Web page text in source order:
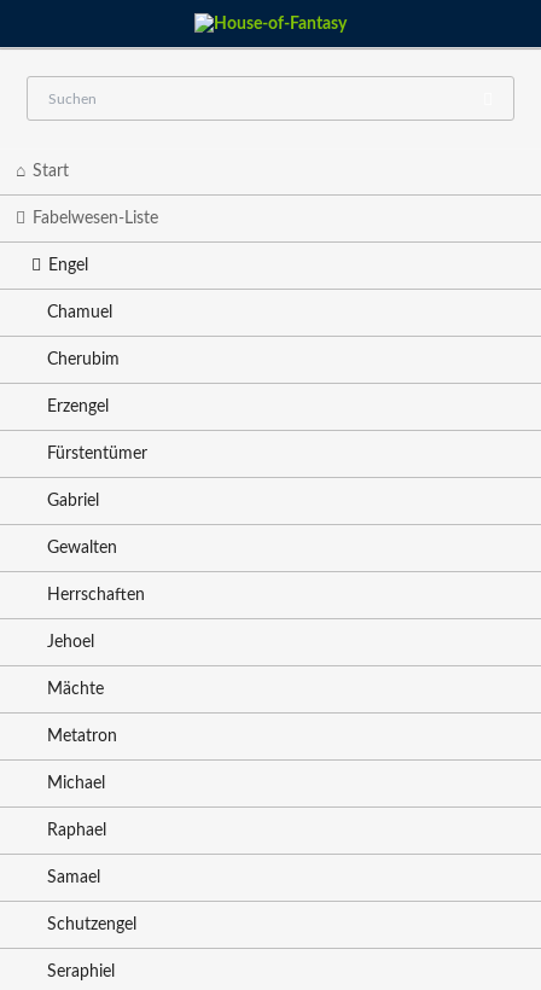
Start
Fabelwesen-Liste
Engel
Chamuel
Cherubim
Erzengel
Fürstentümer
Gabriel
Gewalten
Herrschaften
Jehoel
Mächte
Metatron
Michael
Raphael
Samael
Schutzengel
Seraphiel